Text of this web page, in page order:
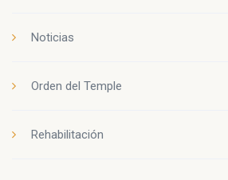
Noticias
Orden del Temple
Rehabilitación